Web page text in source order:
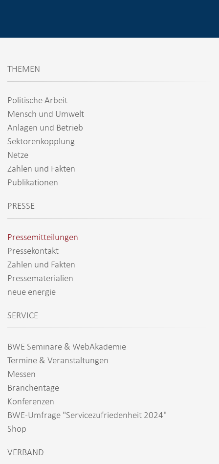
THEMEN
Politische Arbeit
Mensch und Umwelt
Anlagen und Betrieb
Sektorenkopplung
Netze
Zahlen und Fakten
Publikationen
PRESSE
Pressemitteilungen
Pressekontakt
Zahlen und Fakten
Pressematerialien
neue energie
SERVICE
BWE Seminare & WebAkademie
Termine & Veranstaltungen
Messen
Branchentage
Konferenzen
BWE-Umfrage "Servicezufriedenheit 2024"
Shop
VERBAND